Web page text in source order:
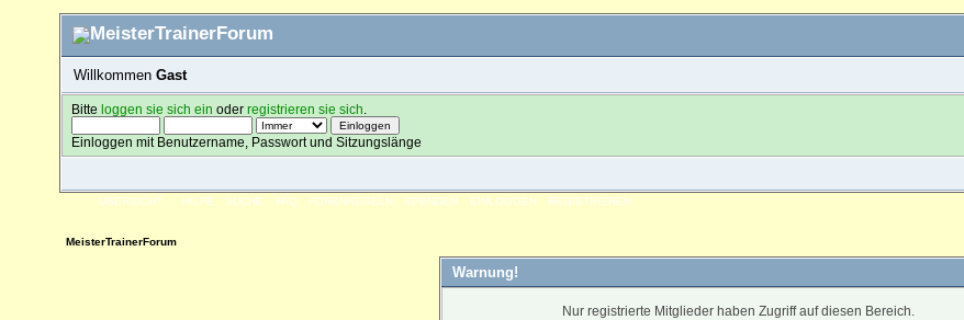
WillkommenGast
Bitte loggen sie sich ein oder registrieren sie sich
Einloggen mit Benutzername, Passwort und Sitzungslänge
ÜBERSICHT HILFE SUCHE FAQ FORENREGELN SPENDEN EINLOGGEN REGISTRIEREN
MeisterTrainerForum
Warnung!
Nur registrierte Mitglieder haben Zugriff auf diesen Bereich.